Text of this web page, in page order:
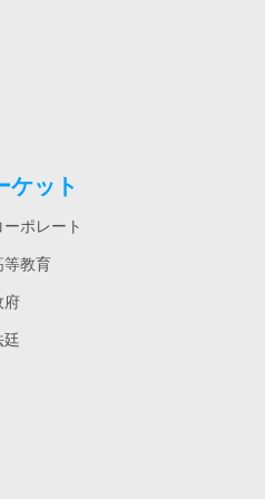
ケット
ーポレート
等教育
府
廷